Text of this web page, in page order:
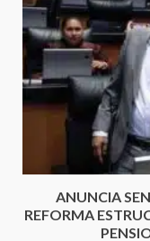
ANUNCIA
REFORMA
3